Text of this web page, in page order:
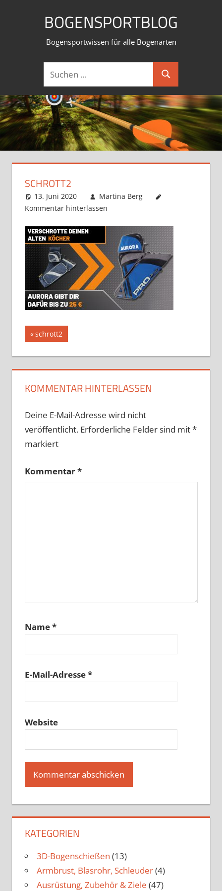
BOGENSPORTBLOG
Bogensportwissen für alle Bogenarten
Suchen
nach:
Suchen
SCHROTT2
13. Juni 2020
Martina Berg
Kommentar hinterlassen
Beitragsnavigation
Vorheriger
Beitrag:
schrott2
KOMMENTAR HINTERLASSEN
Deine E-Mail-Adresse wird nicht
veröffentlicht. Erforderliche Felder sind mit*
markiert
Kommentar*
Name*
E-Mail-Adresse*
Website
KATEGORIEN
3D-Bogenschießen (13)
Armbrust, Blasrohr, Schleuder(4)
Ausrüstung, Zubehör & Ziele (47)